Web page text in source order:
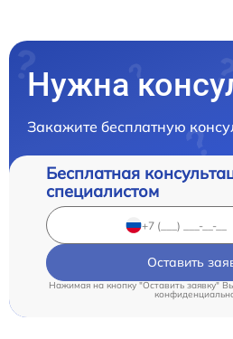
Нужна
Закажите бесплатную
Бесплатная
специалистом
Оставить
Нажимая на кнопку "Оставить заявку"